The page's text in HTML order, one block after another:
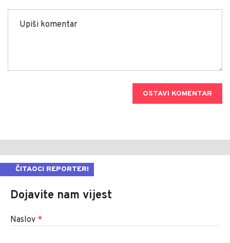
OSTAVI KOMENTAR
ČITAOCI REPORTERI
Dojavite nam vijest
Naslov *